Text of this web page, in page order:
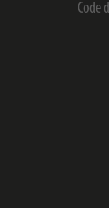
Code